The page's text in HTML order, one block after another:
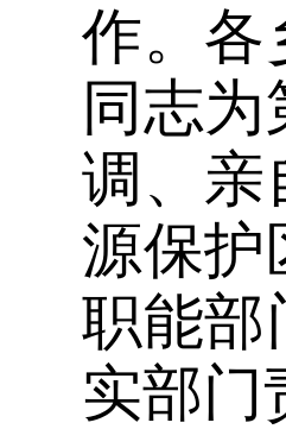
作。各
同志
调、亲
源保护
职能部
实部门